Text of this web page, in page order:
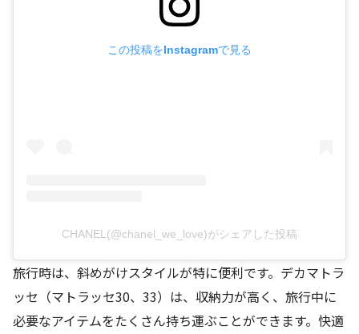
この投稿をInstagramで見る
CHANEL(@chanel_we_love)がシェアした投稿
旅行時は、斜めがけスタイルが特に便利です。デカマトラ
ッセ（マトラッセ30、33）は、収納力が高く、旅行中に
必要なアイテムをたくさん持ち運ぶことができます。快適